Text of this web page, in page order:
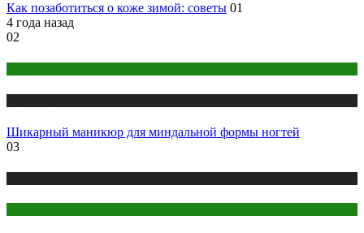
Как позаботиться о коже зимой: советы 01
4 года назад
02
Шикарный маникюр для миндальной формы ногтей
03